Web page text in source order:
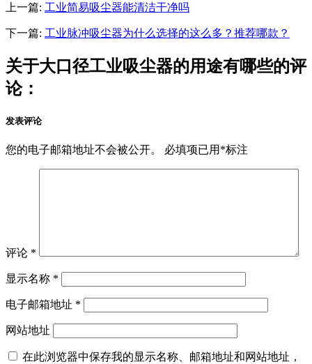
上一篇: 工业简易吸尘器能清洁干净吗
下一篇: 工业脉冲吸尘器为什么选择的这么多？推荐哪款？
关于大口径工业吸尘器的用途有哪些的评
论：
发表评论
您的电子邮箱地址不会被公开。 必填项已用 *标注
评论 *
显示名称 *
电子邮箱地址 *
网站地址
在此浏览器中保存我的显示名称、邮箱地址和网站地址，